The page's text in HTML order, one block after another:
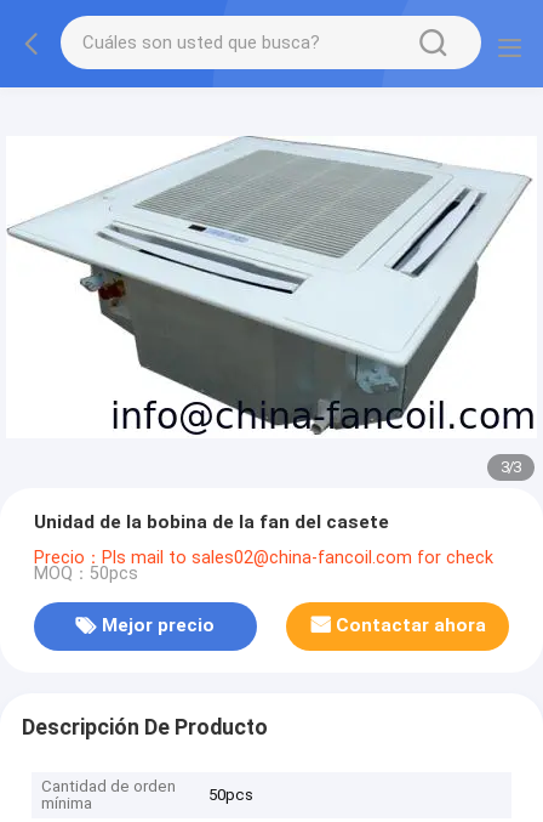
3/3
Unidad de la bobina de la fan del casete
Precio：Pls mail to sales02@china-fancoil.com for check
MOQ：50pcs
Mejor precio Contactar ahora
Descripción De Producto
Cantidad de orden
mínima
50pcs